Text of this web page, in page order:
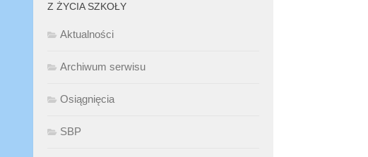
Z ŻYCIA SZKOŁY
Aktualności
Archiwum serwisu
Osiągnięcia
SBP